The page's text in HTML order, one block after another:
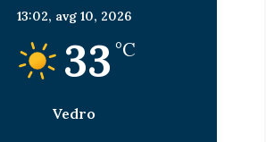
13:02, avg 10, 2026
33 °C
Vedro